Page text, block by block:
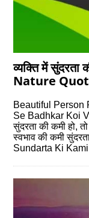
व्यक्ति में
Nature
Beautiful Person
Se Badhkar Koi
सुंदरता की कमी हो,
स्वभाव की कमी
Sundarta Ki